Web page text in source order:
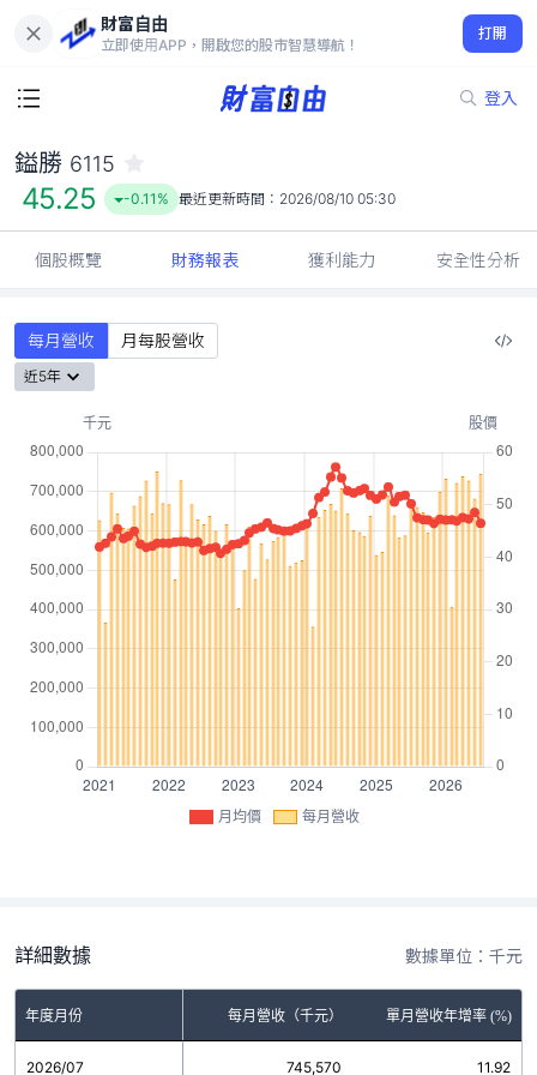
財富自由
立即使用APP，開啟您的股市智慧導航！
打開
登入
45.25
-0.11%
鎰勝 6115
45.25 -0.11% 最近更新時間： 2026/08/10 05:30
個股概覽 財務報表 獲利能力 安全性分析
每月營收 月每股營收
近5年
月均價 每月營收
詳細數據 數據單位：千元
年度月份 每月營收（千元） 單月營收年增率 (%)
2026/07 745,570 11.92